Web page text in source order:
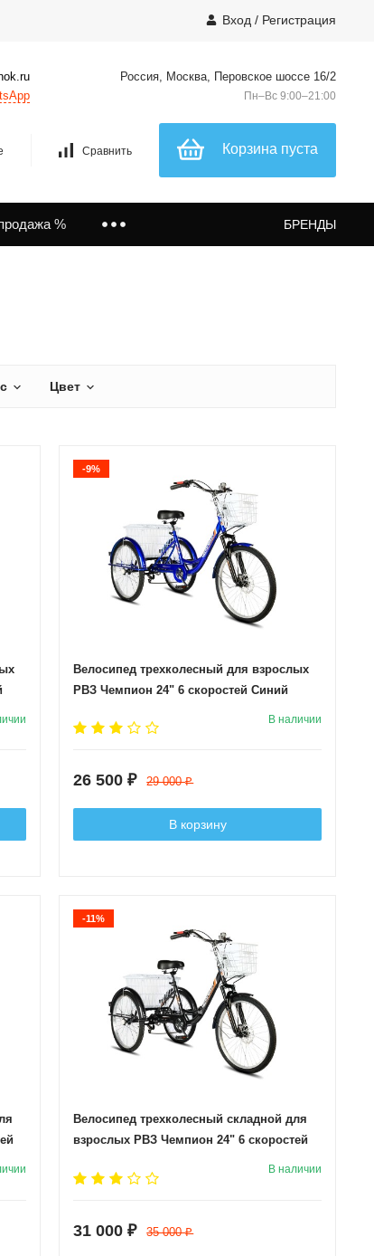
Вход / Регистрация
Россия, Москва, Перовское шоссе 16/2
Пн–Вс 9:00–21:00
Сравнить Корзина пуста
% БРЕНДЫ
Цвет
-9%
Велосипед трехколесный для взрослых
РВЗ Чемпион 24" 6 скоростей Синий
В наличии
26 500₽ 29 000₽
В корзину
-11%
Велосипед трехколесный складной для
взрослых РВЗ Чемпион 24" 6 скоростей
В наличии
31 000₽ 35 000₽